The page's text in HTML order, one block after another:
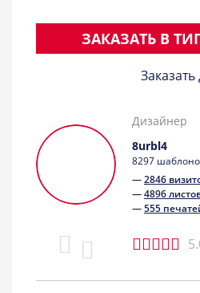
ЗАКАЗАТЬ В
Дизайнер
8urbl4
8297
—2846
—4896
—555